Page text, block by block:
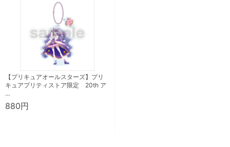
【プリキュアオールスターズ】プリ
キュアプリティストア限定 20th ア
…
880円